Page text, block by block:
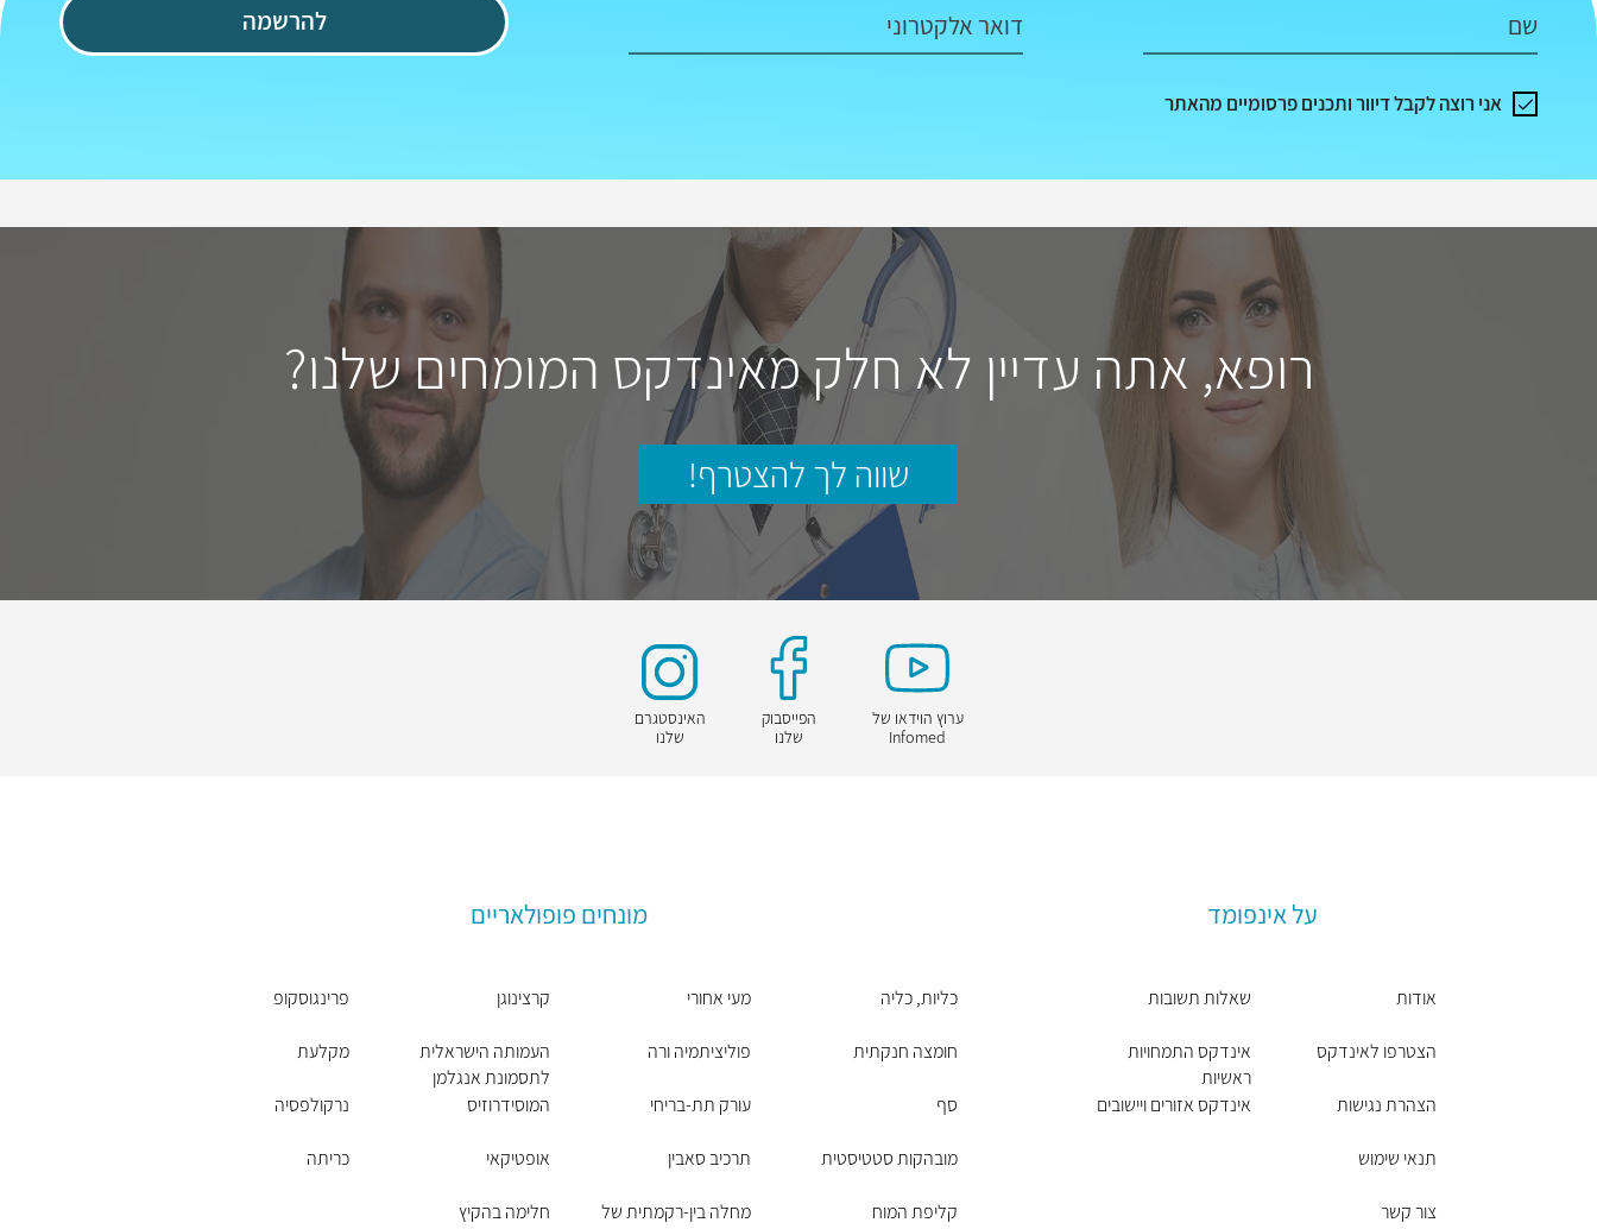
שם דואר אלקטרוני להרשמה
אני רוצה לקבל דיוור ותכנים פרסומיים מהאתר
רופא, אתה עדיין לא חלק מאינדקס המומחים שלנו?
שווה לך להצטרף!
ערוץ הוידאו של
Infomed
הפייסבוק
שלנו
האינסטגרם
שלנו
על אינפומד
אודות
הצטרפו לאינדקס
הצהרת נגישות
תנאי שימוש
צור קשר
שאלות תשובות
אינדקס התמחויות
ראשיות
אינדקס אזורים ויישובים
מונחים פופולאריים
כליות, כליה
חומצה חנקתית
סף
מובהקות סטטיסטית
קליפת המוח
מעי אחורי
פוליציתמיה ורה
עורק תת-בריחי
תרכיב סאבין
מחלה בין-רקמתית של
קרצינוגן
העמותה הישראלית
לתסמונת אנגלמן
המוסידרוזיס
אופטיקאי
חלימה בהקיץ
פרינגוסקופ
מקלעת
נרקולפסיה
כריתה